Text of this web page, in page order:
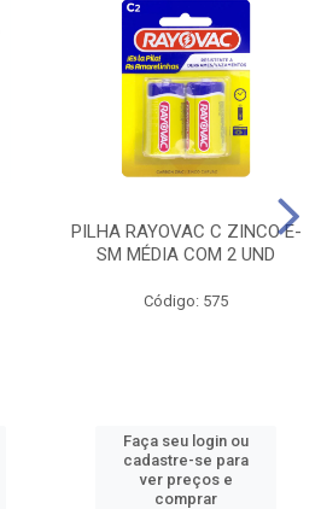
PILHA RAYOVAC C ZINCO E-
SM MÉDIA COM 2 UND
Código: 575
Faça seu login ou
cadastre-se para
ver preços e
comprar